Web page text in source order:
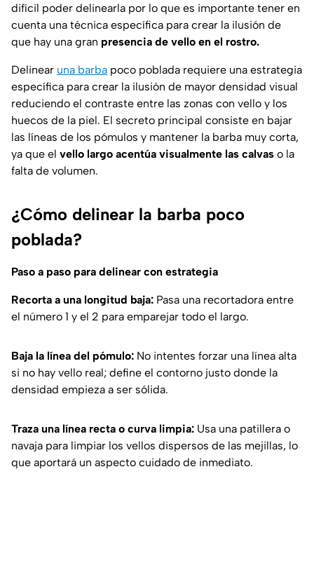
difícil poder delinearla por lo que es importante tener en
cuenta una técnica específica para crear la ilusión de
que hay una gran presencia de vello en el rostro.
Delinear una barba poco poblada requiere una estrategia
específica para crear la ilusión de mayor densidad visual
reduciendo el contraste entre las zonas con vello y los
huecos de la piel. El secreto principal consiste en bajar
las líneas de los pómulos y mantener la barba muy corta,
ya que el vello largo acentúa visualmente las calvas o la
falta de volumen.
¿Cómo delinear la barba poco
poblada?
Paso a paso para delinear con estrategia
Recorta a una longitud baja: Pasa una recortadora entre
el número 1 y el 2 para emparejar todo el largo.
Baja la línea del pómulo: No intentes forzar una línea alta
si no hay vello real; define el contorno justo donde la
densidad empieza a ser sólida.
Traza una línea recta o curva limpia: Usa una patillera o
navaja para limpiar los vellos dispersos de las mejillas, lo
que aportará un aspecto cuidado de inmediato.